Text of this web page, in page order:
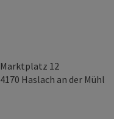
Marktplatz 12
4170 Haslach an der Mühl